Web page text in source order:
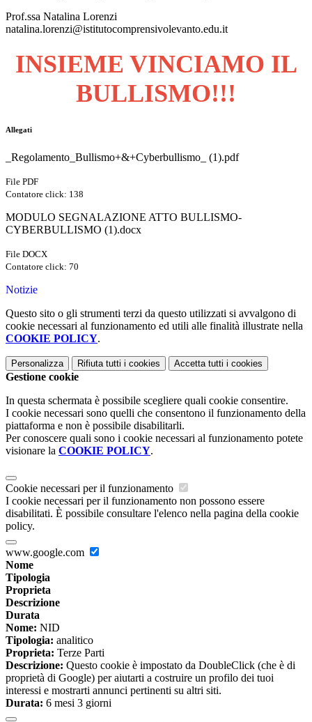
Prof.ssa Natalina Lorenzi
natalina.lorenzi@istitutocomprensivolevanto.edu.it
INSIEME VINCIAMO IL
BULLISMO!!!
Allegati
_Regolamento_Bullismo+&+Cyberbullismo_ (1).pdf
File PDF
Contatore click: 138
MODULO SEGNALAZIONE ATTO BULLISMO-
CYBERBULLISMO (1).docx
File DOCX
Contatore click: 70
Notizie
Questo sito o gli strumenti terzi da questo utilizzati si avvalgono di
cookie necessari al funzionamento ed utili alle finalità illustrate nella
COOKIE POLICY.
Personalizza Rifiuta tutti i cookies Accetta tutti i cookies
Gestione cookie
In questa schermata è possibile scegliere quali cookie consentire.
I cookie necessari sono quelli che consentono il funzionamento della
piattaforma e non è possibile disabilitarli.
Per conoscere quali sono i cookie necessari al funzionamento potete
visionare la COOKIE POLICY.
Cookie necessari per il funzionamento
I cookie necessari per il funzionamento non possono essere
disabilitati. È possibile consultare l'elenco nella pagina della cookie
policy.
www.google.com
Nome
Tipologia
Proprieta
Descrizione
Durata
Nome: NID
Tipologia: analitico
Proprieta: Terze Parti
Descrizione: Questo cookie è impostato da DoubleClick (che è di
proprietà di Google) per aiutarti a costruire un profilo dei tuoi
interessi e mostrarti annunci pertinenti su altri siti.
Durata: 6 mesi 3 giorni